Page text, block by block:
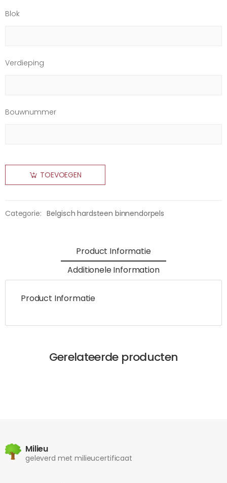
Blok
Verdieping
Bouwnummer
TOEVOEGEN
Categorie: Belgisch hardsteen binnendorpels
Product Informatie
Additionele Information
Product Informatie
Gerelateerde producten
Milieu
geleverd met milieucertificaat